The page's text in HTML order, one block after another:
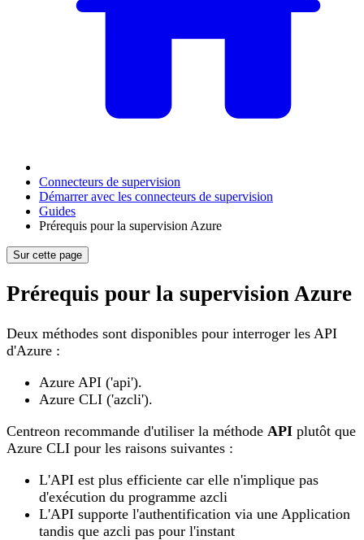
Connecteurs de supervision
Démarrer avec les connecteurs de supervision
Guides
Prérequis pour la supervision Azure
Sur cette page
Prérequis pour la supervision Azure
Deux méthodes sont disponibles pour interroger les API
d'Azure :
Azure API ('api').
Azure CLI ('azcli').
Centreon recommande d'utiliser la méthode API plutôt que
Azure CLI pour les raisons suivantes :
L'API est plus efficiente car elle n'implique pas
d'exécution du programme azcli
L'API supporte l'authentification via une Application
tandis que azcli pas pour l'instant